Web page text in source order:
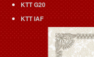
KTT G20
KTT IAF